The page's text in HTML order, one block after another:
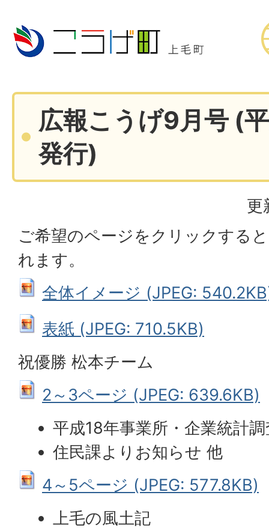
広報こうげ9月号 (
発行)
更
ご希望のページをクリックする
れます。
全体イメージ (JPEG:
表紙 (JPEG: 710.5KB)
祝優勝 松本チーム
2～3ページ (JPEG: 639.6KB)
平成18年事業所・企業統計
住民課よりお知らせ 他
4～5ページ (JPEG: 577.8KB)
上毛の風土記